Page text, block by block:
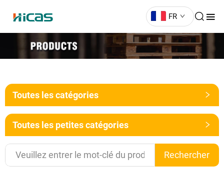
FR
Toutes les catégories
Toutes les petites catégories
Rechercher